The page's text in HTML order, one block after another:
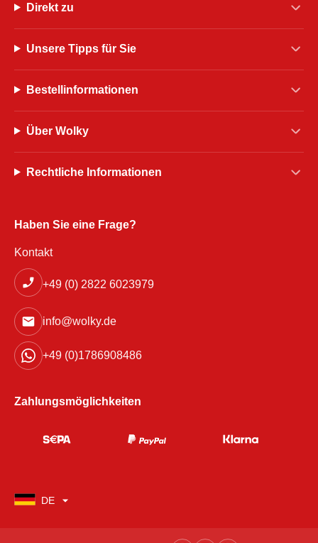
Direkt zu
Unsere Tipps für Sie
Bestellinformationen
Über Wolky
Rechtliche Informationen
Haben Sie eine Frage?
Kontakt
+49 (0) 2822 6023979
info@wolky.de
+49 (0)1786908486
Zahlungsmöglichkeiten
DE